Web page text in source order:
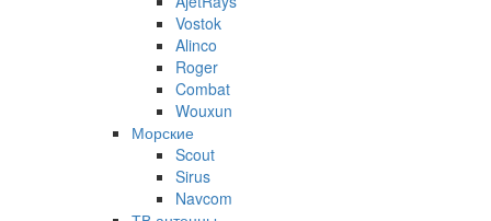
Vostok
Alinco
Roger
Combat
Wouxun
Морские
Scout
Sirus
Navcom